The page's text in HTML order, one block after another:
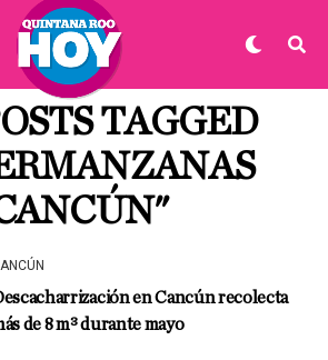
TAGGED
en Cancún recolecta
de 8 m³ durante mayo